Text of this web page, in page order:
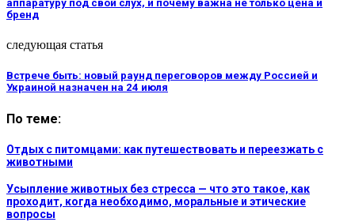
аппаратуру под свой слух, и почему важна не только цена и
бренд
следующая статья
Встрече быть: новый раунд переговоров между Россией и
Украиной назначен на 24 июля
По теме:
Отдых с питомцами: как путешествовать и переезжать с
животными
Усыпление животных без стресса — что это такое, как
проходит, когда необходимо, моральные и этические
вопросы